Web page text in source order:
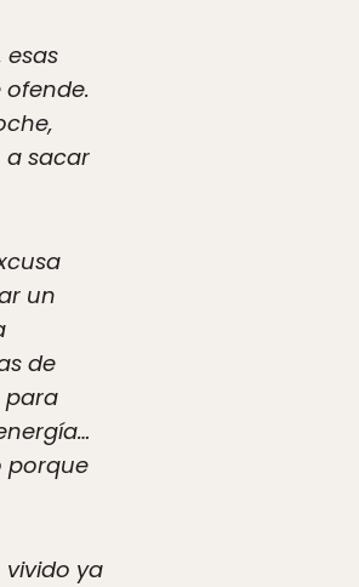
esas
a sacar
un
de
para
porque
ya